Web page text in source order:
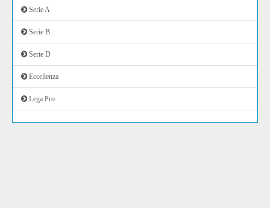
Serie A
Serie B
Serie D
Eccellenza
Lega Pro